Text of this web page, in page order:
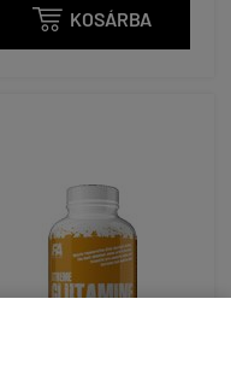
 KOSÁRBA